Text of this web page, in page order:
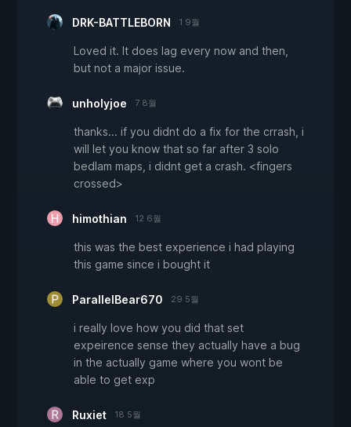
DRK-BATTLEBORN 1 9월
Loved it. It does lag every now and then,
but not a major issue.
unholyjoe 7 8월
thanks... if you didnt do a fix for the crrash, i
will let you know that so far after 3 solo
bedlam maps, i didnt get a crash. <fingers
crossed>
himothian 12 6월
this was the best experience i had playing
this game since i bought it
ParallelBear670 29 5월
i really love how you did that set
expeirence sense they actually have a bug
in the actually game where you wont be
able to get exp
Ruxiet 18 5월